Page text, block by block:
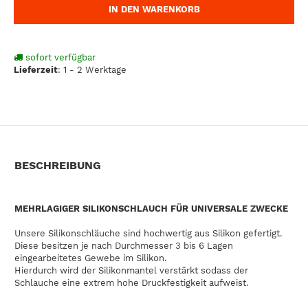
IN DEN WARENKORB
sofort verfügbar
Lieferzeit: 1 - 2 Werktage
BESCHREIBUNG
MEHRLAGIGER SILIKONSCHLAUCH FÜR UNIVERSALE ZWECKE
Unsere Silikonschläuche sind hochwertig aus Silikon gefertigt.
Diese besitzen je nach Durchmesser 3 bis 6 Lagen
eingearbeitetes Gewebe im Silikon.
Hierdurch wird der Silikonmantel verstärkt sodass der
Schlauche eine extrem hohe Druckfestigkeit aufweist.